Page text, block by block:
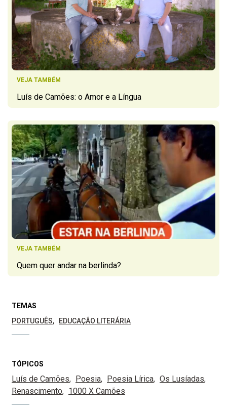
VEJA TAMBÉM
Luís de Camões: o Amor e a Língua
VEJA TAMBÉM
Quem quer andar na berlinda?
TEMAS
PORTUGUÊS
EDUCAÇÃO LITERÁRIA
TÓPICOS
Luís de Camões Poesia Poesia Lírica
Os Lusíadas
Renascimento
1000 X Camões